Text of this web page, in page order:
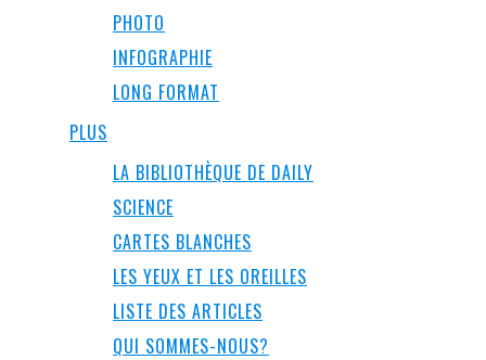
PHOTO
INFOGRAPHIE
LONG FORMAT
PLUS
LA BIBLIOTHÈQUE DE DAILY
SCIENCE
CARTES BLANCHES
LES YEUX ET LES OREILLES
LISTE DES ARTICLES
QUI SOMMES-NOUS?